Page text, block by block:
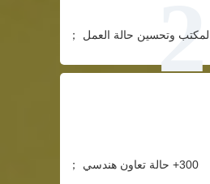
وتحسين حالة العمل ；
300+ حالة تعاون هندسي ；